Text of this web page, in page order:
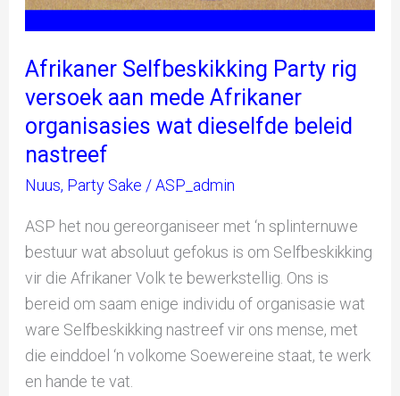
Afrikaner Selfbeskikking Party rig
versoek aan mede Afrikaner
organisasies wat dieselfde beleid
nastreef
Nuus, Party Sake /ASP_admin
ASP het nou gereorganiseer met ‘n splinternuwe
bestuur wat absoluut gefokus is om Selfbeskikking
vir die Afrikaner Volk te bewerkstellig. Ons is
bereid om saam enige individu of organisasie wat
ware Selfbeskikking nastreef vir ons mense, met
die einddoel ‘n volkome Soewereine staat, te werk
en hande te vat.
wat
beleid
nastreef